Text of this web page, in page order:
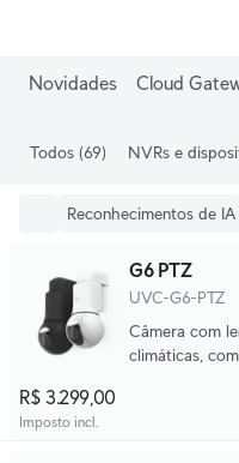
Novidades Cloud
Todos (69) NVRs e
Reconhecimentos de IA
G6 PTZ
UVC-G6-PTZ
Câmera com
climáticas,
R$ 3.299,00
Imposto incl.